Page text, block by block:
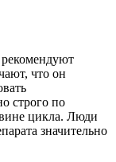
рекомендуют
что он
строго по
цикла. Люди
значительно